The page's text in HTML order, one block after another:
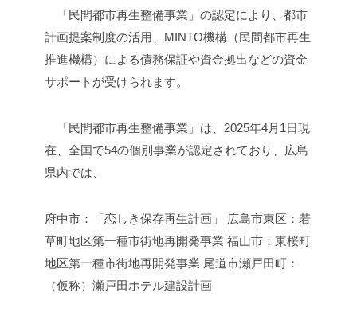
「民間都市再生整備事業」の認定により、都市
計画提案制度の活用、MINTO機構（民間都市再生
推進機構）による債務保証や資金拠出などの資金
サポートが受けられます。
「民間都市再生整備事業」は、2025年4月1日現
在、全国で54の個別事業が認定されており、広島
県内では、
府中市：「恋しき保存再生計画」
広島市東区：若
草町地区第一種市街地再開発事業 福山市：東桜町
地区第一種市街地再開発事業 尾道市瀬戸田町：
（仮称）瀬戸田ホテル建設計画